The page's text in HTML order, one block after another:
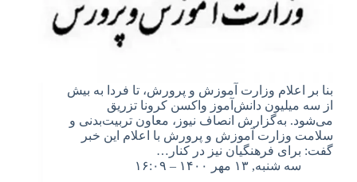
بنا بر اعلام وزارت آموزش و پرورش، تا فردا به بیش
از سه میلیون دانش‌آموز واکسن کرونا تزریق
می‌شود. به‌گزارش انصاف نیوز، معاون تربیت‌بدنی و
سلامت وزارت آموزش و پرورش با اعلام این خبر
گفت: برای فرهنگیان نیز در کنار…
سه شنبه, ۱۳ مهر ۱۴۰۰ – ۱۶:۰۹